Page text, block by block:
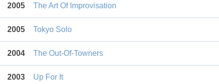
2005 The Art Of Improvisation
2005 Tokyo Solo
2004 The Out-Of-Towners
2003 Up For It